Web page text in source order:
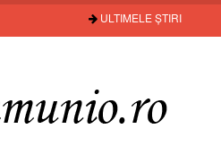
ULTIMELE ȘTIRI